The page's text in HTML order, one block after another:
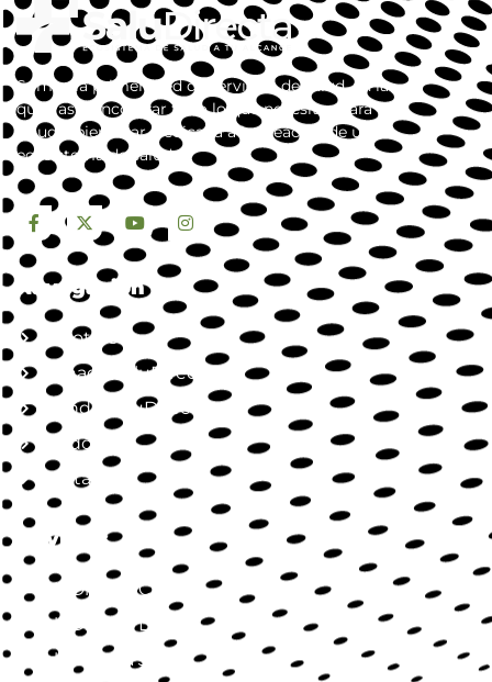
Somos la primera red de servicios de salud, en la
que vas a encontrar todo lo que necesitas para tu
salud y bienestar. dedicada a la creación de un
ecosistema de salud.
Navegación
Nosotros
Jornada SaluDirecta
Mundo SaluDirecta
Aliados
Contacto
Servicios
SaluDirecta Citas
SaluDirecta Lab
SaluDirecta Job